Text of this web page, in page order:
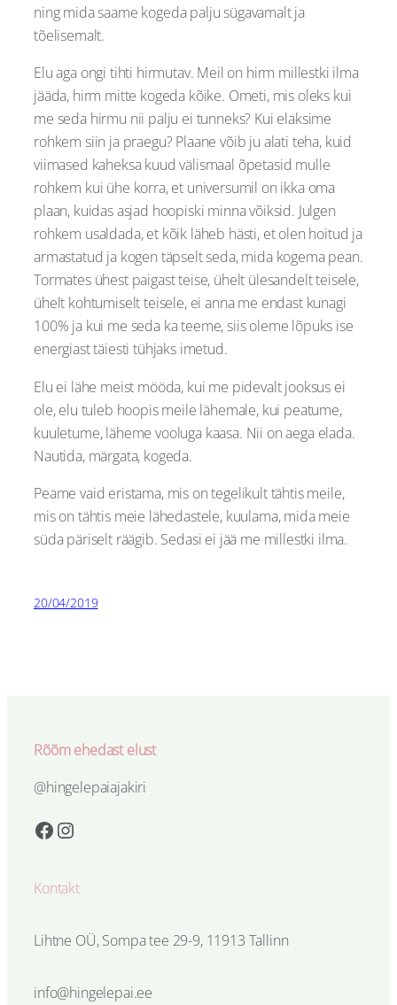
ning mida saame kogeda palju sügavamalt ja
tõelisemalt.
Elu aga ongi tihti hirmutav. Meil on hirm millestki ilma
jääda, hirm mitte kogeda kõike. Ometi, mis oleks kui
me seda hirmu nii palju ei tunneks? Kui elaksime
rohkem siin ja praegu? Plaane võib ju alati teha, kuid
viimased kaheksa kuud välismaal õpetasid mulle
rohkem kui ühe korra, et universumil on ikka oma
plaan, kuidas asjad hoopiski minna võiksid. Julgen
rohkem usaldada, et kõik läheb hästi, et olen hoitud ja
armastatud ja kogen täpselt seda, mida kogema pean.
Tormates ühest paigast teise, ühelt ülesandelt teisele,
ühelt kohtumiselt teisele, ei anna me endast kunagi
100% ja kui me seda ka teeme, siis oleme lõpuks ise
energiast täiesti tühjaks imetud.
Elu ei lähe meist mööda, kui me pidevalt jooksus ei
ole, elu tuleb hoopis meile lähemale, kui peatume,
kuuletume, läheme vooluga kaasa. Nii on aega elada.
Nautida, märgata, kogeda.
Peame vaid eristama, mis on tegelikult tähtis meile,
mis on tähtis meie lähedastele, kuulama, mida meie
süda päriselt räägib. Sedasi ei jää me millestki ilma.
20/04/2019
Rõõm ehedast elust
@hingelepaiajakiri
Facebook Instagram
Kontakt
Lihtne OÜ, Sompa tee 29-9, 11913 Tallinn
info@hingelepai.ee